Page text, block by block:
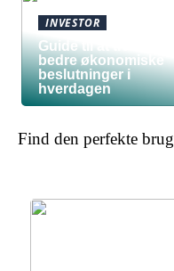
INVESTOR
Guide til at træffe
bedre økonomiske
beslutninger i
hverdagen
Find den perfekte